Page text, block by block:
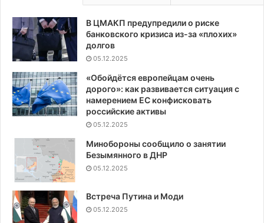
В ЦМАКП предупредили о риске
банковского кризиса из-за «плохих»
долгов
05.12.2025
«Обойдётся европейцам очень
дорого»: как развивается ситуация с
намерением ЕС конфисковать
российские активы
05.12.2025
Минобороны сообщило о занятии
Безымянного в ДНР
05.12.2025
Встреча Путина и Моди
05.12.2025